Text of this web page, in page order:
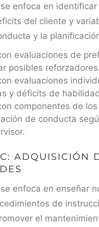
enfoca en
del cliente y
y la
evaluaciones de
posibles
evaluaciones
y déficits de
componentes de
de conducta
ADQUISICIÓN
enfoca en enseñar
de
el